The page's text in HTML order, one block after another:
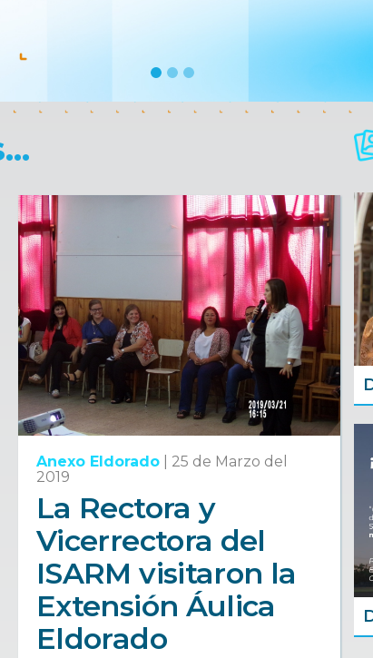
Anexo Eldorado
25 de Marzo del
2019
La Rectora y
Vicerrectora del
ISARM visitaron la
Extensión Áulica
Eldorado